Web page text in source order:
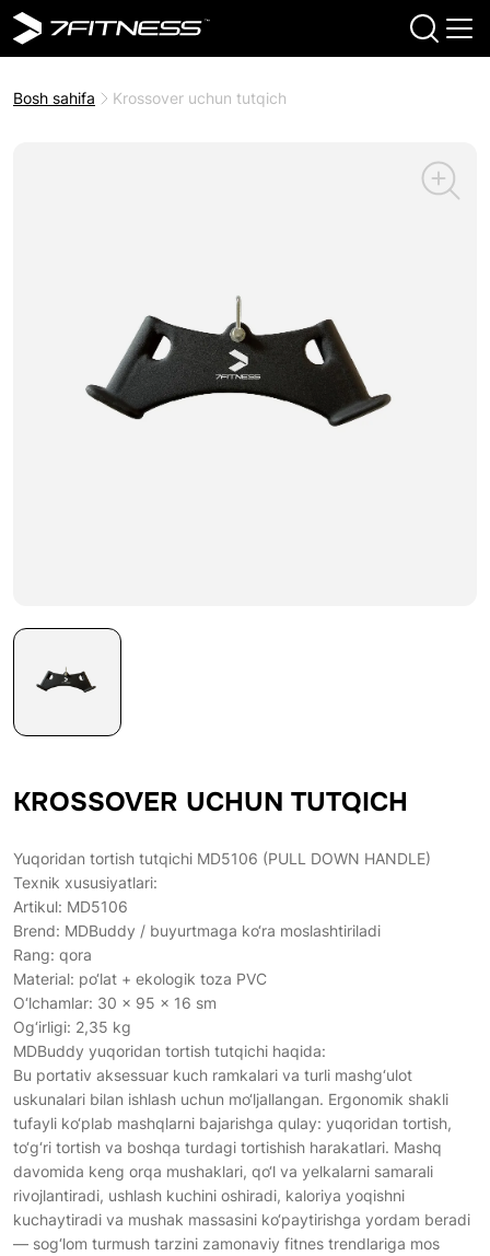
Bosh sahifa Krossover uchun tutqich
KROSSOVER UCHUN TUTQICH
Yuqoridan tortish tutqichi MD5106 (PULL DOWN HANDLE)
Texnik xususiyatlari:
Artikul: MD5106
Brend: MDBuddy / buyurtmaga ko‘ra moslashtiriladi
Rang: qora
Material: po‘lat + ekologik toza PVC
O‘lchamlar: 30 × 95 × 16 sm
Og‘irligi: 2,35 kg
MDBuddy yuqoridan tortish tutqichi haqida:
Bu portativ aksessuar kuch ramkalari va turli mashg‘ulot
uskunalari bilan ishlash uchun mo‘ljallangan. Ergonomik shakli
tufayli ko‘plab mashqlarni bajarishga qulay: yuqoridan tortish,
to‘g‘ri tortish va boshqa turdagi tortishish harakatlari. Mashq
davomida keng orqa mushaklari, qo‘l va yelkalarni samarali
rivojlantiradi, ushlash kuchini oshiradi, kaloriya yoqishni
kuchaytiradi va mushak massasini ko‘paytirishga yordam beradi
— sog‘lom turmush tarzini zamonaviy fitnes trendlariga mos